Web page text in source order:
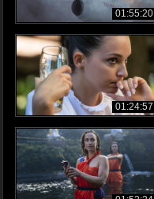
01:55:20
01:24:57